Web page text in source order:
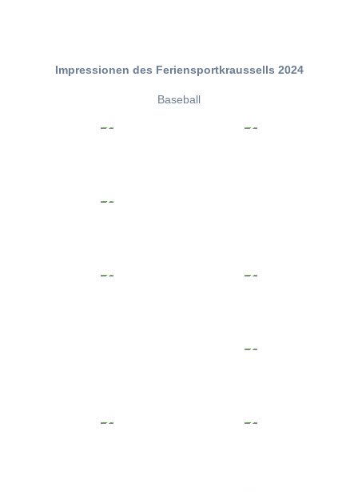
Impressionen des Feriensportkraussells 2024
Baseball